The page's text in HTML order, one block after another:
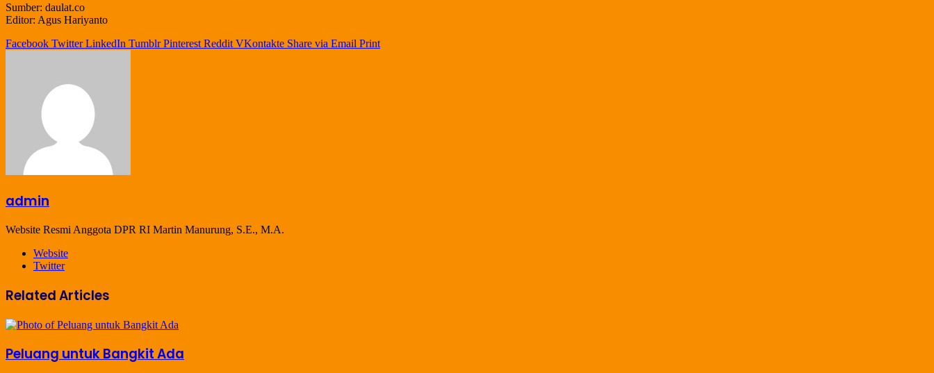
Sumber: daulat.co
Editor: Agus Hariyanto
Facebook Twitter LinkedIn Tumblr Pinterest Reddit VKontakte Share via Email Print
admin
Website Resmi Anggota DPR RI Martin Manurung, S.E., M.A.
Website
Twitter
Related Articles
Peluang untuk Bangkit Ada